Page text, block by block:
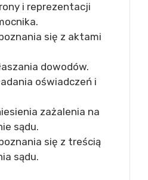
i reprezentacji
się z aktami
dowodów.
oświadczeń i
zażalenia na
sądu.
się z treścią
sądu.